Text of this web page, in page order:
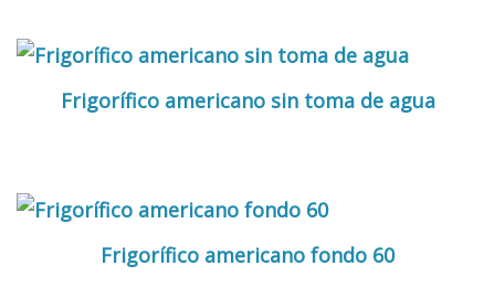
Frigorífico americano sin toma de agua
Frigorífico americano fondo 60